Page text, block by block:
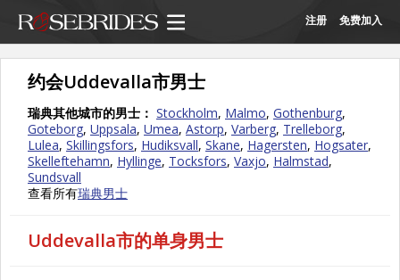
注册 免费加入
约会Uddevalla市男士
瑞典其他城市的男士： Stockholm, Malmo, Gothenburg,
Goteborg, Uppsala, Umea, Astorp, Varberg, Trelleborg,
Lulea, Skillingsfors, Hudiksvall, Skane, Hagersten, Hogsater,
Skelleftehamn, Hyllinge, Tocksfors, Vaxjo, Halmstad,
Sundsvall
查看所有瑞典男士
Uddevalla市的单身男士